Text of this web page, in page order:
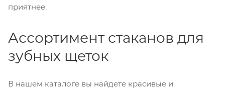
приятнее.
Ассортимент стаканов для
зубных щеток
В нашем каталоге вы найдете красивые и